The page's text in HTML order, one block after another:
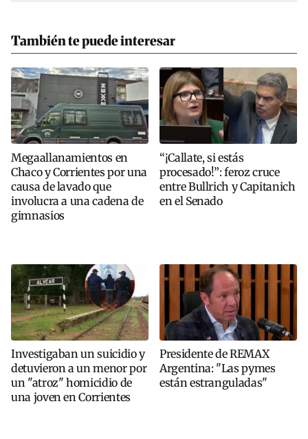
También te puede interesar
Megaallanamientos en
Chaco y Corrientes por una
causa de lavado que
involucra a una cadena de
gimnasios
“¡Callate, si estás
procesado!”: feroz cruce
entre Bullrich y Capitanich
en el Senado
Investigaban un suicidio y
detuvieron a un menor por
un "atroz" homicidio de
una joven en Corrientes
Presidente de REMAX
Argentina: "Las pymes
están estranguladas"